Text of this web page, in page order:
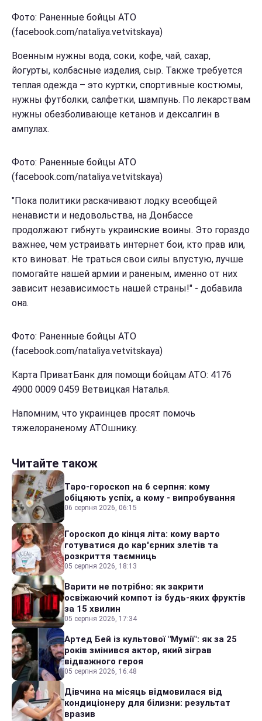
Фото: Раненные бойцы АТО
(facebook.com/nataliya.vetvitskaya)
Военным нужны вода, соки, кофе, чай, сахар,
йогурты, колбасные изделия, сыр. Также требуется
теплая одежда – это куртки, спортивные костюмы,
нужны футболки, салфетки, шампунь. По лекарствам
нужны обезболивающе кетанов и дексалгин в
ампулах.
Фото: Раненные бойцы АТО
(facebook.com/nataliya.vetvitskaya)
"Пока политики раскачивают лодку всеобщей
ненависти и недовольства, на Донбассе
продолжают гибнуть украинские воины. Это гораздо
важнее, чем устраивать интернет бои, кто прав или,
кто виноват. Не траться свои силы впустую, лучше
помогайте нашей армии и раненым, именно от них
зависит независимость нашей страны!" - добавила
она.
Фото: Раненные бойцы АТО
(facebook.com/nataliya.vetvitskaya)
Карта ПриватБанк для помощи бойцам АТО: 4176
4900 0009 0459 Ветвицкая Наталья.
Напомним, что украинцев просят помочь
тяжелораненому АТОшнику.
Читайте також
Таро-гороскоп на 6 серпня: кому
обіцяють успіх, а кому - випробування
06 серпня 2026, 06:15
Гороскоп до кінця літа: кому варто
готуватися до кар'єрних злетів та
розкриття таємниць
05 серпня 2026, 18:13
Варити не потрібно: як закрити
освіжаючий компот із будь-яких фруктів
за 15 хвилин
05 серпня 2026, 17:34
Артед Бей із культової "Мумії": як за 25
років змінився актор, який зіграв
відважного героя
05 серпня 2026, 16:48
Дівчина на місяць відмовилася від
кондиціонеру для білизни: результат
вразив